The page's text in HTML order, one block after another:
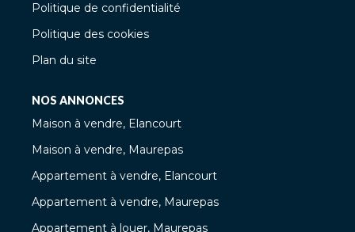
Politique de confidentialité
Politique des cookies
Plan du site
NOS ANNONCES
Maison à vendre, Elancourt
Maison à vendre, Maurepas
Appartement à vendre, Elancourt
Appartement à vendre, Maurepas
Appartement à louer, Maurepas